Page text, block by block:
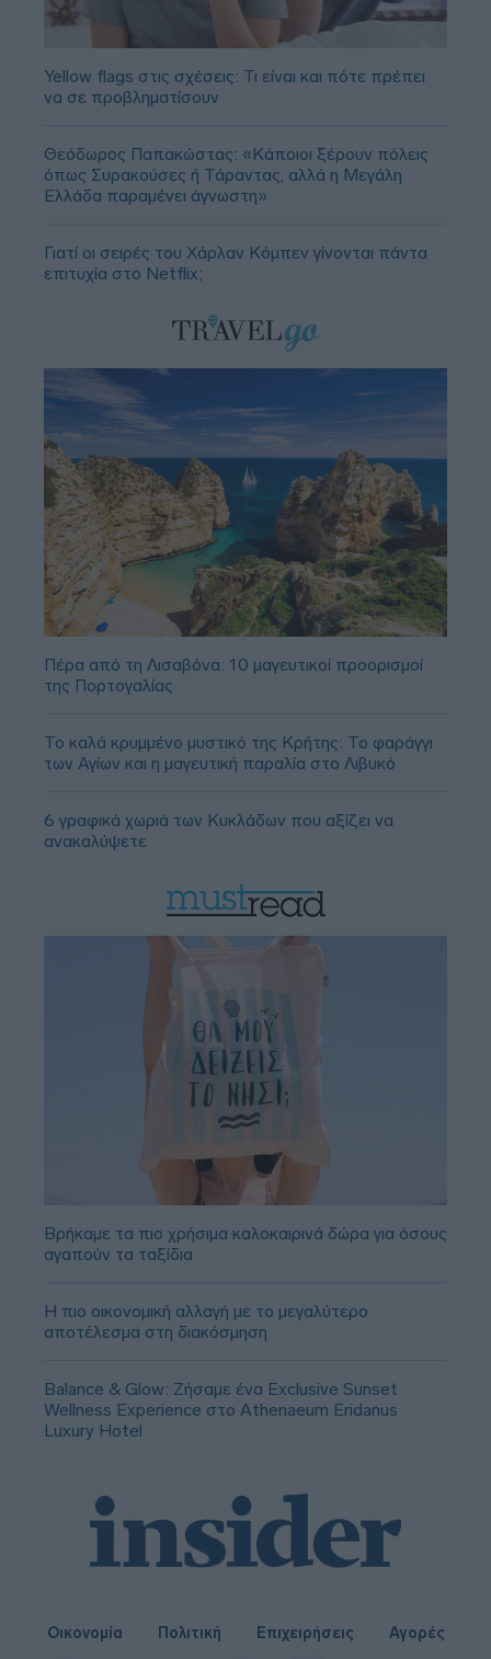
Yellow flags στις σχέσεις: Τι είναι και πότε πρέπει
να σε προβληματίσουν
Θεόδωρος Παπακώστας: «Κάποιοι ξέρουν πόλεις
όπως Συρακούσες ή Τάραντας, αλλά η Μεγάλη
Ελλάδα παραμένει άγνωστη»
Γιατί οι σειρές του Χάρλαν Κόμπεν γίνονται πάντα
επιτυχία στο Netflix;
Πέρα από τη Λισαβόνα: 10 μαγευτικοί προορισμοί
της Πορτογαλίας
Το καλά κρυμμένο μυστικό της Κρήτης: Το φαράγγι
των Αγίων και η μαγευτική παραλία στο Λιβυκό
6 γραφικά χωριά των Κυκλάδων που αξίζει να
ανακαλύψετε
Βρήκαμε τα πιο χρήσιμα καλοκαιρινά δώρα για όσους
αγαπούν τα ταξίδια
Η πιο οικονομική αλλαγή με το μεγαλύτερο
αποτέλεσμα στη διακόσμηση
Balance & Glow: Ζήσαμε ένα Exclusive Sunset
Wellness Experience στο Athenaeum Eridanus
Luxury Hotel
Οικονομία Πολιτική Επιχειρήσεις
Αγορές